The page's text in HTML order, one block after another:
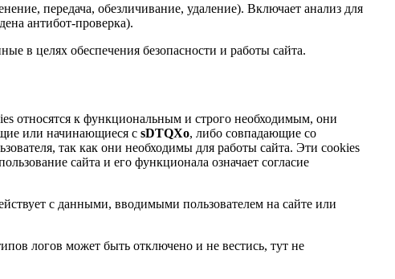
передача, обезличивание, удаление). Включает анализ для
антибот-проверка).
в целях обеспечения безопасности и работы сайта.
относятся к функциональным и строго необходимым, они
или начинающиеся с sDTQXo, либо совпадающие со
так как они необходимы для работы сайта. Эти cookies
сайта и его функционала означает согласие
с данными, вводимыми пользователем на сайте или
логов может быть отключено и не вестись, тут не